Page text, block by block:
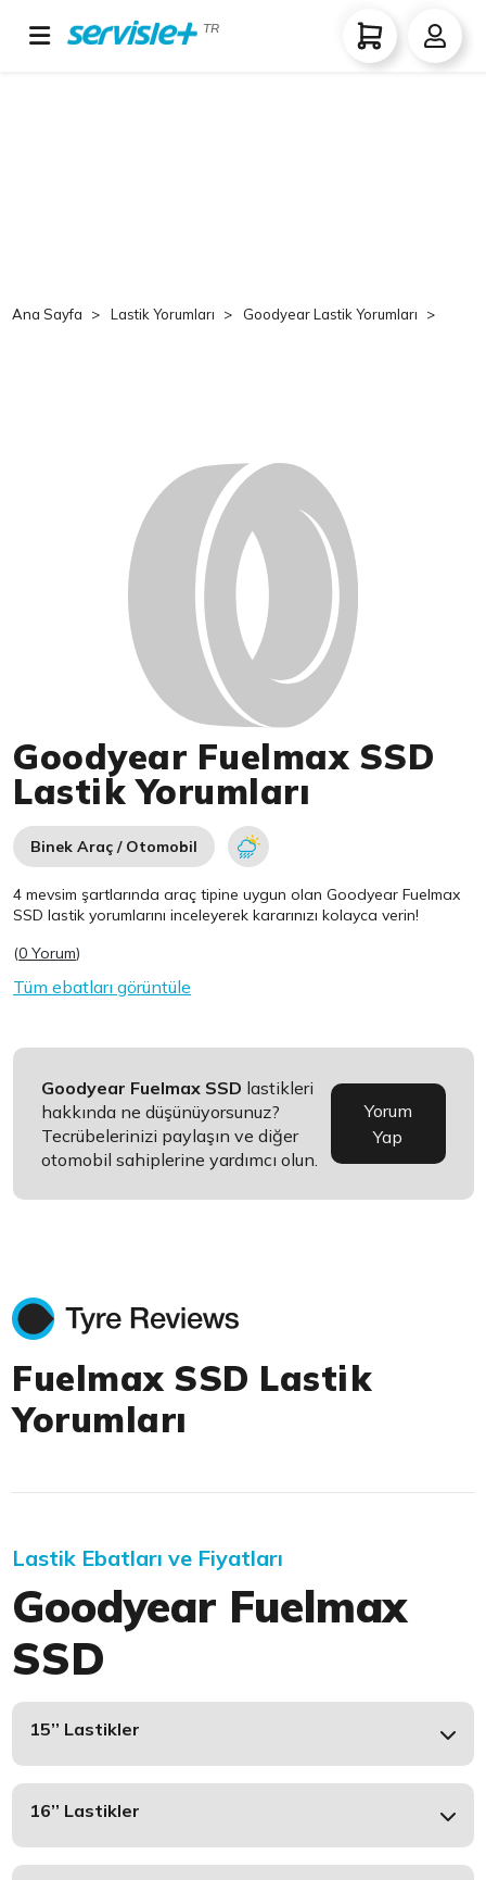
TR
Ana Sayfa Lastik Yorumları Goodyear Lastik Yorumları
Goodyear Fuelmax SSD
Lastik Yorumları
Binek Araç / Otomobil
4 mevsim şartlarında araç tipine uygun olanGoodyear Fuelmax
SSD lastik yorumlarını inceleyerek kararınızı kolayca verin!
(0 Yorum)
Tüm ebatları görüntüle
Goodyear Fuelmax SSD lastikleri
hakkında ne düşünüyorsunuz?
Tecrübelerinizi paylaşın ve diğer
otomobil sahiplerine yardımcı olun.
Yorum
Yap
Fuelmax SSD Lastik
Yorumları
Lastik Ebatları ve Fiyatları
Goodyear Fuelmax
SSD
15’’ Lastikler
16’’ Lastikler